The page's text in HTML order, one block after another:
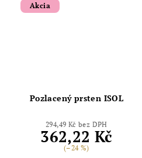
Akcia
Pozlacený prsten ISOL
294,49 Kč bez DPH
362,22 Kč
(–24 %)